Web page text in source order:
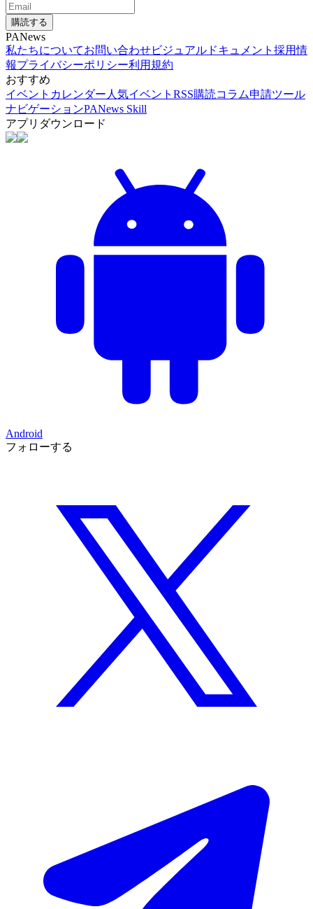
購読する
PANews
私たちについてお問い合わせビジュアルドキュメント 採用情
報プライバシーポリシー利用規約
おすすめ
イベントカレンダー 人気イベント RSS購読コラム申請ツール
ナビゲーションPANews Skill
アプリダウンロード
Android
フォローする